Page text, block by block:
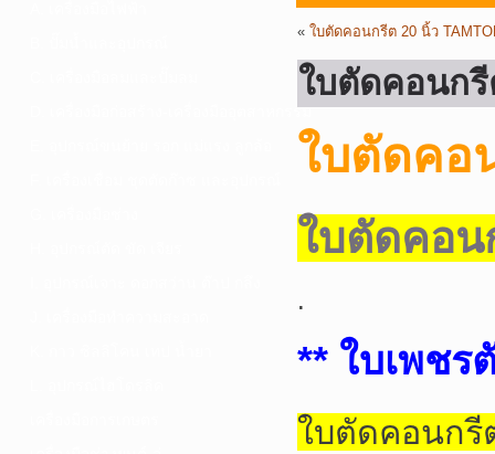
D. เครื่องมือก่อสร้าง-เครื่องมืออุตสาหกรรม
« ใบตัดคอนกรีต 20 นิ้ว
ใบตัดคอนกรี
ใบตัดคอ
ใบตัดคอน
.
** ใบเพช
ใบตัดคอนกรี